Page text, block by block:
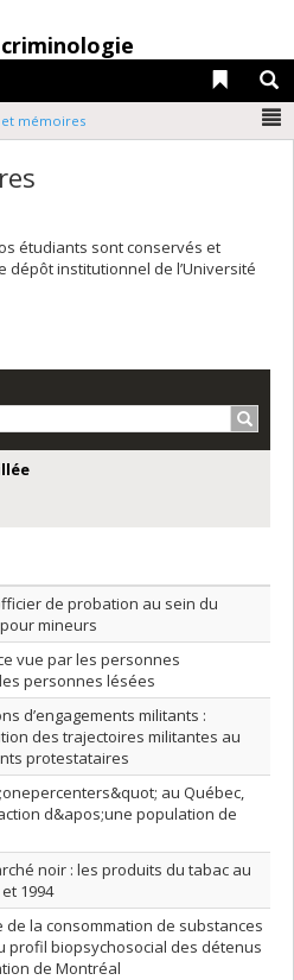
criminologie
Liens
et mémoires
étudiants sont conservés et
dépôt institutionnel de l’Université
croissant
en ordre croissant
de probation au sein du
mineurs
vue par les personnes
personnes lésées
d’engagements militants :
des trajectoires militantes au
protestataires
au Québec,
d&apos;une population de
noir : les produits du tabac au
1994
de la consommation de substances
profil biopsychosocial des détenus
de Montréal